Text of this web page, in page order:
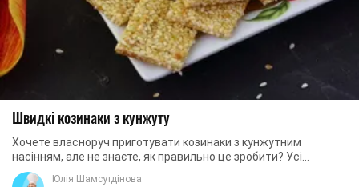
Швидкі козинаки з кунжуту
Хочете власноруч приготувати козинаки з кунжутним
насінням, але не знаєте, як правильно це зробити? Усі
відповіді ви знайдете в цьому рецепті.
Юлія Шамсутдінова